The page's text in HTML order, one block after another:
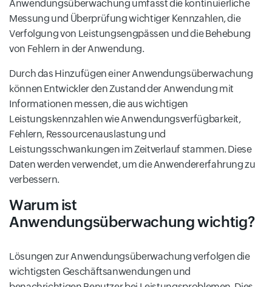
Anwendungsüberwachung umfasst die kontinuierliche
Messung und Überprüfung wichtiger Kennzahlen, die
Verfolgung von Leistungsengpässen und die Behebung
von Fehlern in der Anwendung.
Durch das Hinzufügen einer Anwendungsüberwachung
können Entwickler den Zustand der Anwendung mit
Informationen messen, die aus wichtigen
Leistungskennzahlen wie Anwendungsverfügbarkeit,
Fehlern, Ressourcenauslastung und
Leistungsschwankungen im Zeitverlauf stammen. Diese
Daten werden verwendet, um die Anwendererfahrung zu
verbessern.
Warum ist
Anwendungsüberwachung wichtig?
Lösungen zur Anwendungsüberwachung verfolgen die
wichtigsten Geschäftsanwendungen und